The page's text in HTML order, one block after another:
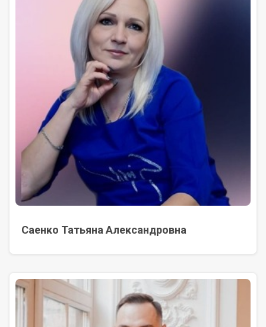
Саенко Татьяна Александровна